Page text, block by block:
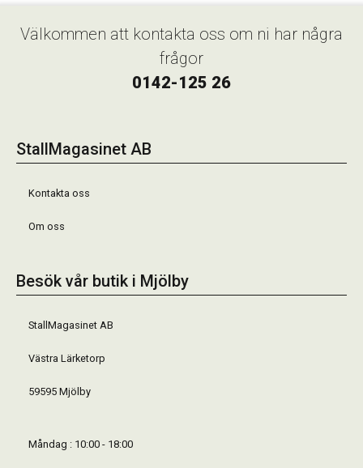
Välkommen att kontakta oss om ni har några
frågor
0142-125 26
StallMagasinet AB
Kontakta oss
Om oss
Besök vår butik i Mjölby
StallMagasinet AB
Västra Lärketorp
59595 Mjölby
Måndag : 10:00 - 18:00